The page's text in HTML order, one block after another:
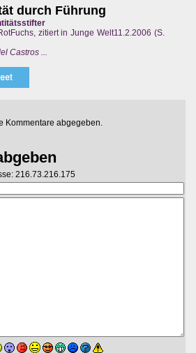
durch Führung
zitiert in Junge Welt11.2.2006 (S.
Castros ...
Kommentare abgegeben.
216.73.216.175